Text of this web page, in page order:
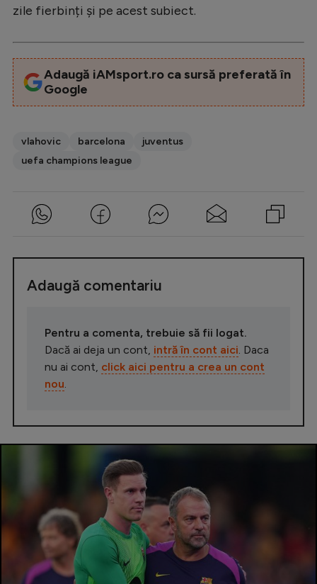
zile fierbinți și pe acest subiect.
Adaugă iAMsport.ro ca sursă preferată în
Google
vlahovic barcelona
juventus
uefa champions league
Adaugă comentariu
Pentru a comenta, trebuie să fii logat.
Dacă ai deja un cont, intră în cont aici . Daca
nu ai cont, click aici pentru a crea un cont
nou